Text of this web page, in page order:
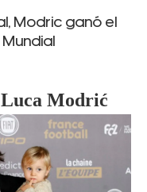
Modric ganó el
Modrić